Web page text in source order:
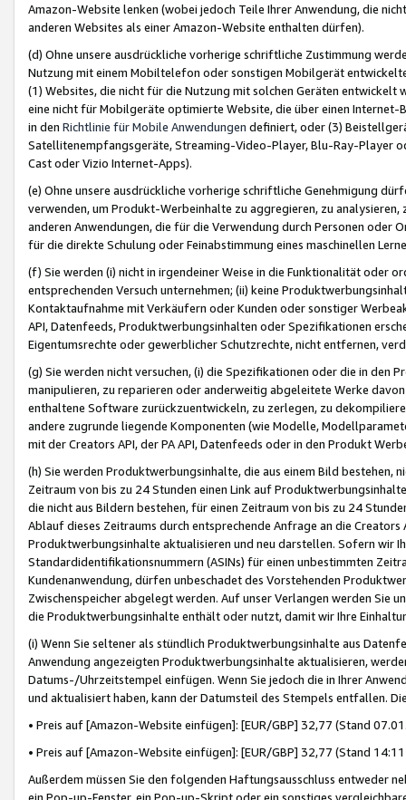
Amazon-Website lenken (wobei jedoch Teile Ihrer Anwendung, die
anderen Websites als einer Amazon-Website enthalten dürfen).
(d) Ohne unsere ausdrückliche vorherige schriftliche Zustimmung
Nutzung mit einem Mobiltelefon oder sonstigen Mobilgerät
(1) Websites, die nicht für die Nutzung mit solchen Geräten
eine nicht für Mobilgeräte optimierte Website, die über einen
in den Richtlinie für Mobile Anwendungen definiert, oder (3)
Satellitenempfangsgeräte, Streaming-Video-Player, Blu-Ray-Player
Cast oder Vizio Internet-Apps).
(e) Ohne unsere ausdrückliche vorherige schriftliche Genehmigung
verwenden, um Produkt-Werbeinhalte zu aggregieren, zu
anderen Anwendungen, die für die Verwendung durch Personen
für die direkte Schulung oder Feinabstimmung eines maschinellen
(f) Sie werden (i) nicht in irgendeiner Weise in die Funktionalität oder
entsprechenden Versuch unternehmen; (ii) keine
Kontaktaufnahme mit Verkäufern oder Kunden oder sonstiger
API, Datenfeeds, Produktwerbungsinhalten oder Spezifikationen
Eigentumsrechte oder gewerblicher Schutzrechte, nicht entfernen,
(g) Sie werden nicht versuchen, (i) die Spezifikationen oder die in
manipulieren, zu reparieren oder anderweitig abgeleitete Werke
enthaltene Software zurückzuentwickeln, zu zerlegen, zu
andere zugrunde liegende Komponenten (wie Modelle,
mit der Creators API, der PA API, Datenfeeds oder in den Produkt
(h) Sie werden Produktwerbungsinhalte, die aus einem Bild bestehen,
Zeitraum von bis zu 24 Stunden einen Link auf
die nicht aus Bildern bestehen, für einen Zeitraum von bis zu 24
Ablauf dieses Zeitraums durch entsprechende Anfrage an die
Produktwerbungsinhalte aktualisieren und neu darstellen. Sofern wir
Standardidentifikationsnummern (ASINs) für einen unbestimmten
Kundenanwendung, dürfen unbeschadet des Vorstehenden
Zwischenspeicher abgelegt werden. Auf unser Verlangen werden Sie
die Produktwerbungsinhalte enthält oder nutzt, damit wir Ihre
(i) Wenn Sie seltener als stündlich Produktwerbungsinhalte aus
Anwendung angezeigten Produktwerbungsinhalte aktualisieren,
Datums-/Uhrzeitstempel einfügen. Wenn Sie jedoch die in Ihrer
und aktualisiert haben, kann der Datumsteil des Stempels entfallen.
• Preis auf [Amazon-Website einfügen]: [EUR/GBP] 32,77 (Stand
• Preis auf [Amazon-Website einfügen]: [EUR/GBP] 32,77 (Stand
Außerdem müssen Sie den folgenden Haftungsausschluss entweder
ein Pop-up-Fenster, ein Pop-up-Skript oder ein sonstiges